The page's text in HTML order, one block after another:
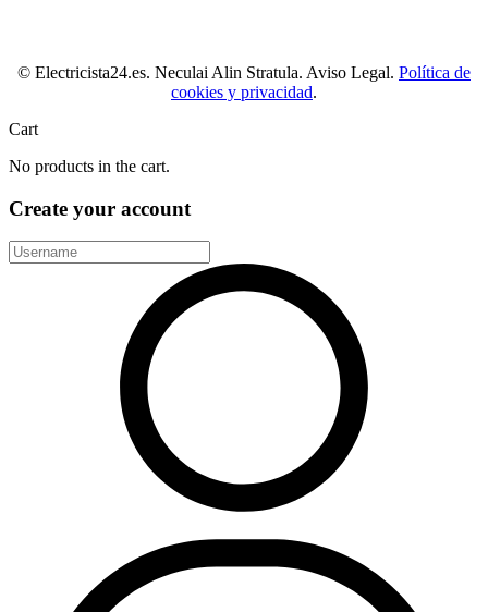
© Electricista24.es. Neculai Alin Stratula. Aviso Legal. Política de
cookies y privacidad.
Cart
No products in the cart.
Create your account